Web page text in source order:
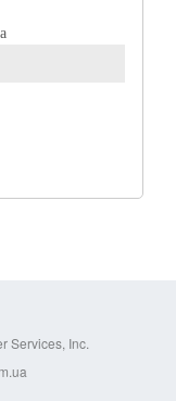
Services, Inc.